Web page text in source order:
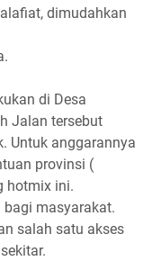
dimudahkan
di Desa
Jalan tersebut
Untuk anggarannya
provinsi (
hotmix ini.
masyarakat.
salah satu akses